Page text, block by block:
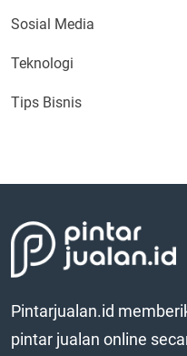
Sosial Media
Teknologi
Tips Bisnis
Pintarjualan.id
pintar jualan online